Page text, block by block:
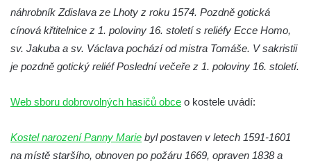
Kaple v severní části Dolního Třebonína
Márnice na hřbitově v Rybniště
Vltavou
náhrobník Zdislava ze Lhoty z roku 1574. Pozdně gotická
cínová křtitelnice z 1. poloviny 16. století s reliéfy Ecce Homo,
sv. Jakuba a sv. Václava pochází od mistra Tomáše. V sakristii
je pozdně gotický reliéf Poslední večeře z 1. poloviny 16. století.
Web sboru dobrovolných hasičů obce o kostele uvádí:
Kostel narození Panny Marie byl postaven v letech 1591-1601
na místě staršího, obnoven po požáru 1669, opraven 1838 a